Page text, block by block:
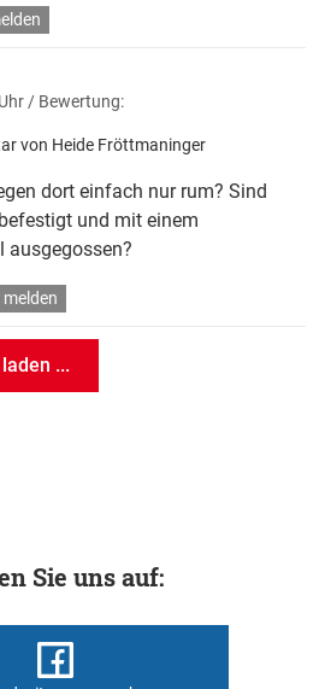
/ Bewertung:
von Heide Fröttmaninger
dort einfach nur rum? Sind
und mit einem
ausgegossen?
...
Sie uns auf: